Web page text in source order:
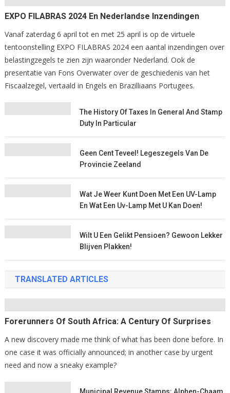
EXPO FILABRAS 2024 En Nederlandse Inzendingen
Vanaf zaterdag 6 april tot en met 25 april is op de virtuele
tentoonstelling EXPO FILABRAS 2024 een aantal inzendingen over
belastingzegels te zien zijn waaronder Nederland. Ook de
presentatie van Fons Overwater over de geschiedenis van het
Fiscaalzegel, vertaald in Engels en Brazilliaans Portugees.
The History Of Taxes In General And Stamp
Duty In Particular
Geen Cent Teveel! Legeszegels Van De
Provincie Zeeland
Wat Je Weer Kunt Doen Met Een UV-Lamp
En Wat Een Uv-Lamp Met U Kan Doen!
Wilt U Een Gelikt Pensioen? Gewoon Lekker
Blijven Plakken!
TRANSLATED ARTICLES
Forerunners Of South Africa: A Century Of Surprises
A new discovery made me think of what has been done before. In
one case it was officially announced; in another case by urgent
need and now a sneaky example?